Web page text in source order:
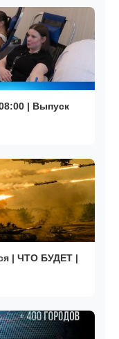
| Выпуск
| ЧТО БУДЕТ |